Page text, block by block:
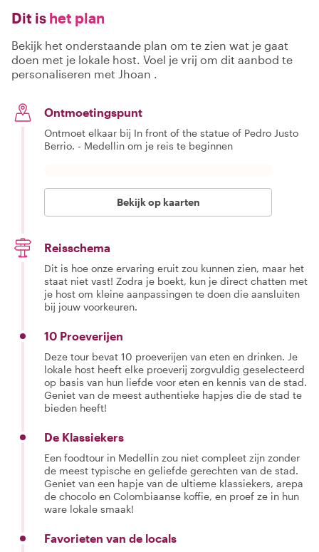
Dit is het plan
Bekijk het onderstaande plan om te zien wat je gaat
doen met je lokale host. Voel je vrij om dit aanbod te
personaliseren met Jhoan .
Ontmoetingspunt
Ontmoet elkaar bij In front of the statue of Pedro Justo
Berrio. - Medellin om je reis te beginnen
Bekijk op kaarten
Reisschema
Dit is hoe onze ervaring eruit zou kunnen zien, maar het
staat niet vast! Zodra je boekt, kun je direct chatten met
je host om kleine aanpassingen te doen die aansluiten
bij jouw voorkeuren.
10 Proeverijen
Deze tour bevat 10 proeverijen van eten en drinken. Je
lokale host heeft elke proeverij zorgvuldig geselecteerd
op basis van hun liefde voor eten en kennis van de stad.
Geniet van de meest authentieke hapjes die de stad te
bieden heeft!
De Klassiekers
Een foodtour in Medellín zou niet compleet zijn zonder
de meest typische en geliefde gerechten van de stad.
Geniet van een hapje van de ultieme klassiekers, arepa
de chocolo en Colombiaanse koffie, en proef ze in hun
ware lokale smaak!
Favorieten van de locals